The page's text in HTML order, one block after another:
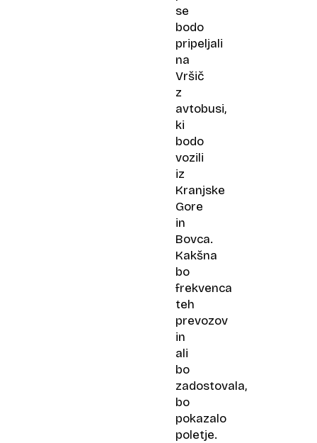
se
bodo
pripeljali
na
Vršič
z
avtobusi,
ki
bodo
vozili
iz
Kranjske
Gore
in
Bovca.
Kakšna
bo
frekvenca
teh
prevozov
in
ali
bo
zadostovala,
bo
pokazalo
poletje.